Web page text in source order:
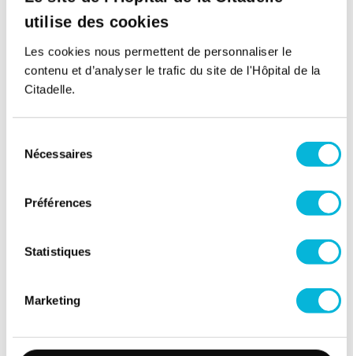
utilise des cookies
Les cookies nous permettent de personnaliser le
contenu et d’analyser le trafic du site de l'Hôpital de la
Citadelle.
Nécessaires
Préférences
Statistiques
Marketing
Matin
Après-midi
Après-midi
Vendredi